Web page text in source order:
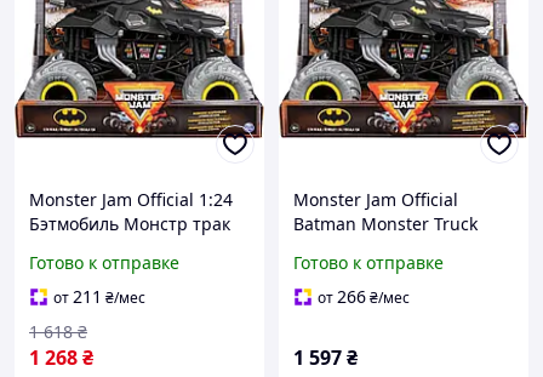
Monster Jam Official 1:24
Бэтмобиль Монстр трак
Готово к отправке
от211 ₴/мес
1 268₴
1 618 ₴
Monster Jam Official
Batman Monster Truck
Джем Бэтмобиль
Готово к отправке
от266₴/мес
1 597₴